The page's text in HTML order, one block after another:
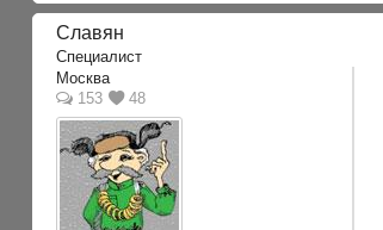
Славян
Специалист
Москва
153
48